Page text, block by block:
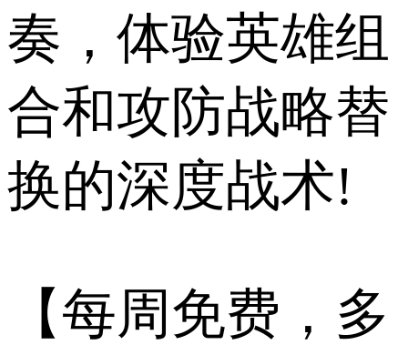
奏，体验英雄组
合和攻防战略替
换的深度战术!
【每周免费，多